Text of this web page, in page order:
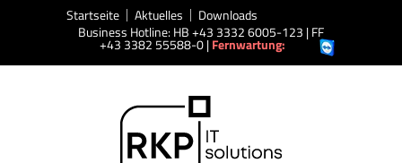
Startseite Aktuelles
Downloads
Business Hotline: HB +43 3332 6005-123 | FF
+43 3382 55588-0 |Fernwartung: